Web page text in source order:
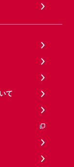
て